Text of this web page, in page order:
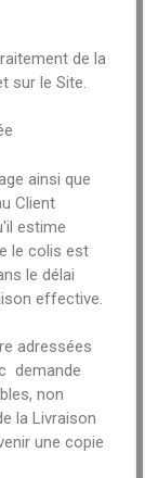
de la
sur le Site.
ainsi que
Client
estime
le colis est
le délai
effective.
adressées
demande
non
la Livraison
une copie